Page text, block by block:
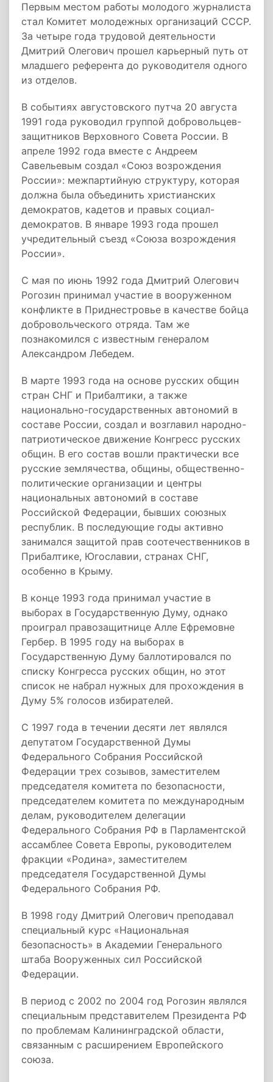
Первым местом работы молодого журналиста
стал Комитет молодежных организаций СССР.
За четыре года трудовой деятельности
Дмитрий Олегович прошел карьерный путь от
младшего референта до руководителя одного
из отделов.
В событиях августовского путча 20 августа
1991 года руководил группой добровольцев-
защитников Верховного Совета России. В
апреле 1992 года вместе с Андреем
Савельевым создал «Союз возрождения
России»: межпартийную структуру, которая
должна была объединить христианских
демократов, кадетов и правых социал-
демократов. В январе 1993 года прошел
учредительный съезд «Союза возрождения
России».
С мая по июнь 1992 года Дмитрий Олегович
Рогозин принимал участие в вооруженном
конфликте в Приднестровье в качестве бойца
добровольческого отряда. Там же
познакомился с известным генералом
Александром Лебедем.
В марте 1993 года на основе русских общин
стран СНГ и Прибалтики, а также
национально-государственных автономий в
составе России, создал и возглавил народно-
патриотическое движение Конгресс русских
общин. В его состав вошли практически все
русские землячества, общины, общественно-
политические организации и центры
национальных автономий в составе
Российской Федерации, бывших союзных
республик. В последующие годы активно
занимался защитой прав соотечественников в
Прибалтике, Югославии, странах СНГ,
особенно в Крыму.
В конце 1993 года принимал участие в
выборах в Государственную Думу, однако
проиграл правозащитнице Алле Ефремовне
Гербер. В 1995 году на выборах в
Государственную Думу баллотировался по
списку Конгресса русских общин, но этот
список не набрал нужных для прохождения в
Думу 5% голосов избирателей.
С 1997 года в течении десяти лет являлся
депутатом Государственной Думы
Федерального Собрания Российской
Федерации трех созывов, заместителем
председателя комитета по безопасности,
председателем комитета по международным
делам, руководителем делегации
Федерального Собрания РФ в Парламентской
ассамблее Совета Европы, руководителем
фракции «Родина», заместителем
председателя Государственной Думы
Федерального Собрания РФ.
В 1998 году Дмитрий Олегович преподавал
специальный курс «Национальная
безопасность» в Академии Генерального
штаба Вооруженных сил Российской
Федерации.
В период с 2002 по 2004 год Рогозин являлся
специальным представителем Президента РФ
по проблемам Калининградской области,
связанным с расширением Европейского
союза.